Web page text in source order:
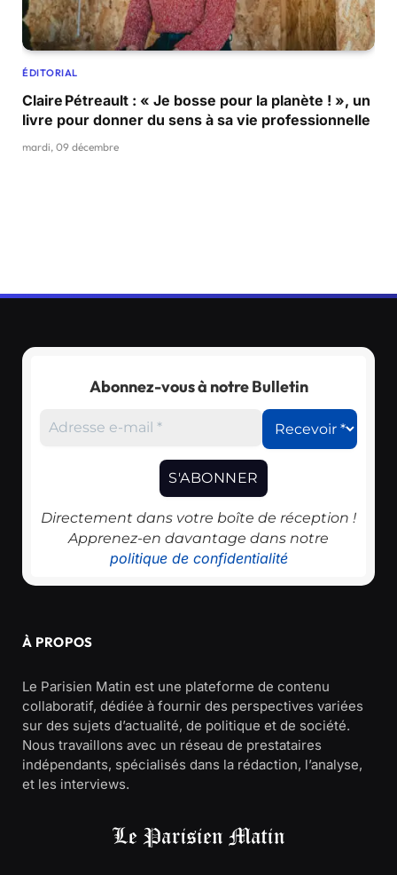
ÉDITORIAL
Claire Pétreault : « Je bosse pour la planète ! », un
livre pour donner du sens à sa vie professionnelle
mardi, 09 décembre
Abonnez-vous à notre Bulletin
Directement dans votre boîte de réception !
Apprenez-en davantage dans notre
politique de confidentialité
À PROPOS
Le Parisien Matin est une plateforme de contenu
collaboratif, dédiée à fournir des perspectives variées
sur des sujets d’actualité, de politique et de société.
Nous travaillons avec un réseau de prestataires
indépendants, spécialisés dans la rédaction, l’analyse,
et les interviews.